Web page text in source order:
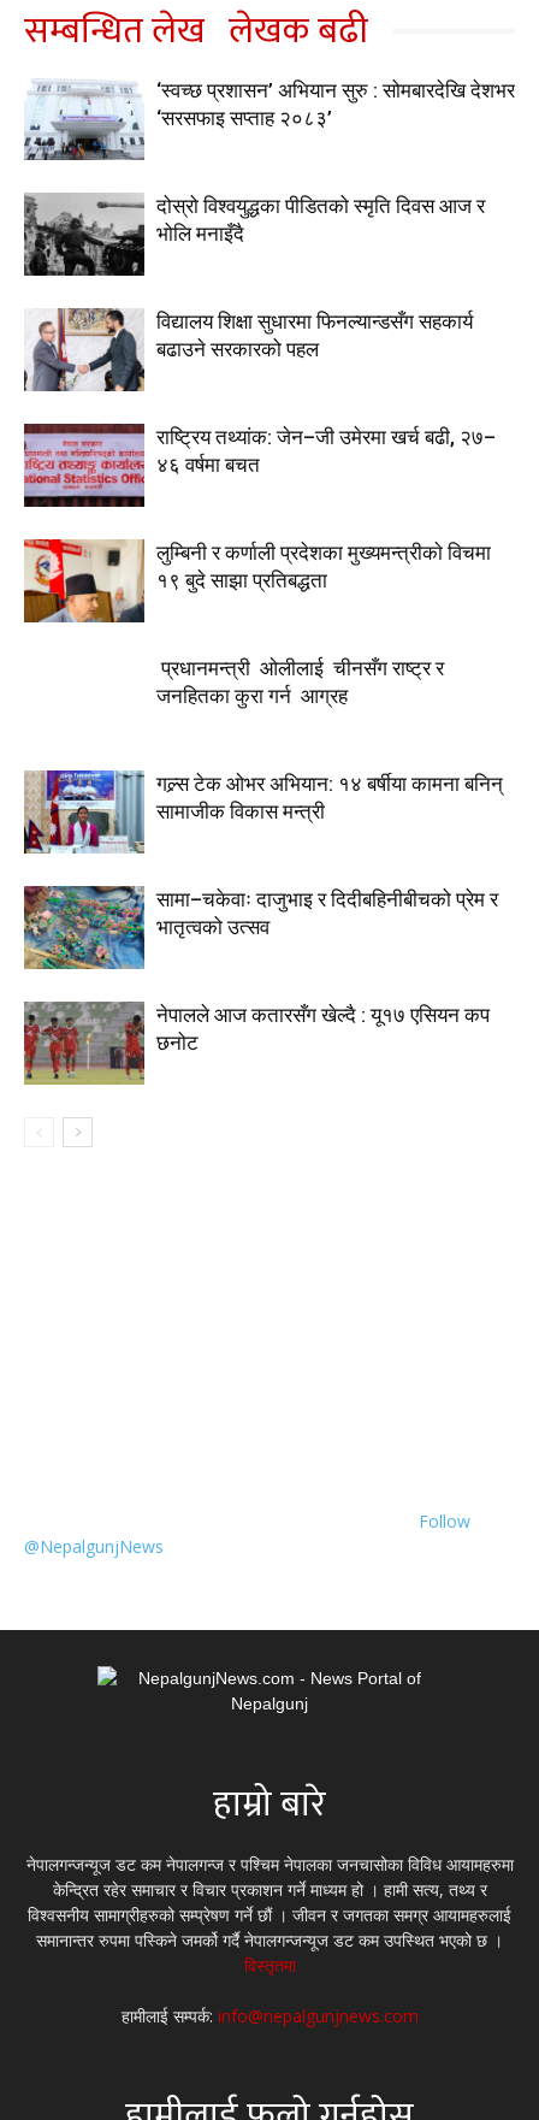
सम्बन्धित लेख लेखक बढी
‘स्वच्छ प्रशासन’ अभियान सुरु : सोमबारदेखि देशभर
‘सरसफाइ सप्ताह २०८३’
दोस्रो विश्वयुद्धका पीडितको स्मृति दिवस आज र
भोलि मनाइँदै
विद्यालय शिक्षा सुधारमा फिनल्यान्डसँग सहकार्य
बढाउने सरकारको पहल
राष्ट्रिय तथ्यांक: जेन–जी उमेरमा खर्च बढी, २७–
४६ वर्षमा बचत
लुम्बिनी र कर्णाली प्रदेशका मुख्यमन्त्रीकाे विचमा
१९ बुदे साझा प्रतिबद्धता
प्रधानमन्त्री ओलीलाई चीनसँग राष्ट्र र
जनहितका कुरा गर्न आग्रह
गल्र्स टेक ओभर अभियान: १४ बर्षीया कामना बनिन्
सामाजीक विकास मन्त्री
सामा–चकेवाः दाजुभाइ र दिदीबहिनीबीचको प्रेम र
भातृत्वको उत्सव
नेपालले आज कतारसँग खेल्दै : यू१७ एसियन कप
छनोट
Follow
@NepalgunjNews
हाम्रो बारे
नेपालगन्जन्यूज डट कम नेपालगन्ज र पश्चिम नेपालका जनचासोका विविध आयामहरुमा
केन्द्रित रहेर समाचार र विचार प्रकाशन गर्ने माध्यम हो । हामी सत्य, तथ्य र
विश्वसनीय सामाग्रीहरुको सम्प्रेषण गर्ने छौं । जीवन र जगतका समग्र आयामहरुलाई
समानान्तर रुपमा पस्किने जमर्को गर्दै नेपालगन्जन्यूज डट कम उपस्थित भएको छ ।
विस्तृतमा
हामीलाई सम्पर्क: info@nepalgunjnews.com